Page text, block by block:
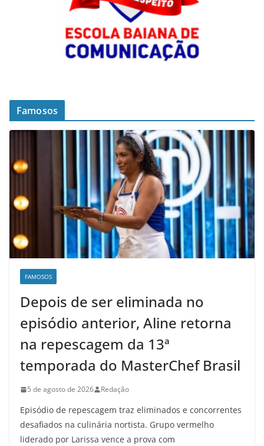
Famosos
FAMOSOS
Depois de ser eliminada no
episódio anterior, Aline retorna
na repescagem da 13ª
temporada do MasterChef Brasil
5 de agosto de 2026 Redação
Episódio de repescagem traz eliminados e concorrentes
desafiados na culinária nortista. Grupo vermelho
liderado por Larissa vence a prova com